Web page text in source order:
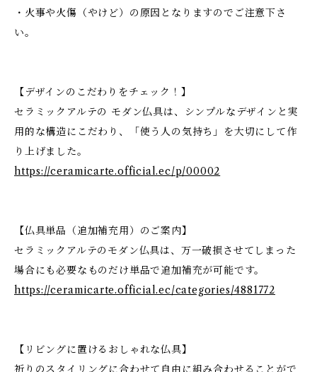
・火事や火傷（やけど）の原因となりますのでご注意下さ
い。
【デザインのこだわりをチェック！】
セラミックアルテの モダン仏具は、シンプルなデザインと実
用的な構造にこだわり、「使う人の気持ち」を大切にして作
り上げました。
https://ceramicarte.official.ec/p/00002
【仏具単品（追加補充用）のご案内】
セラミックアルテのモダン仏具は、万一破損させてしまった
場合にも必要なものだけ単品で追加補充が可能です。
https://ceramicarte.official.ec/categories/4881772
【リビングに置けるおしゃれな仏具】
祈りのスタイリングに合わせて自由に組み合わせることがで